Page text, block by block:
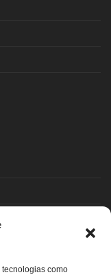
tecnologias como